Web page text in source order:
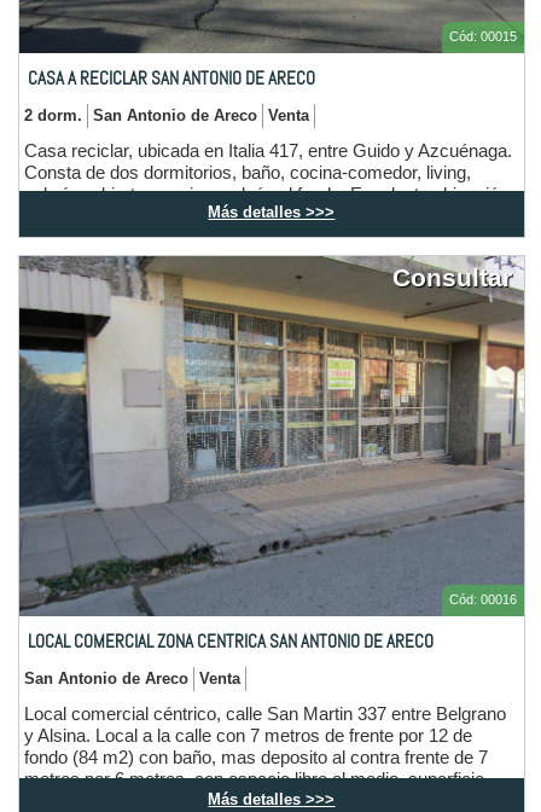
Cód: 00015
CASA A RECICLAR SAN ANTONIO DE ARECO
2 dorm. San Antonio de Areco Venta
Casa reciclar, ubicada en Italia 417, entre Guido y Azcuénaga.
Consta de dos dormitorios, baño, cocina-comedor, living,
galería cubierta, garaje y galpón al fondo. Excelente ubicación.
Más detalles >>>
Consultar
Cód: 00016
LOCAL COMERCIAL ZONA CENTRICA SAN ANTONIO DE ARECO
San Antonio de Areco Venta
Local comercial céntrico, calle San Martin 337 entre Belgrano
y Alsina. Local a la calle con 7 metros de frente por 12 de
fondo (84 m2) con baño, mas deposito al contra frente de 7
metros por 6 metros, con espacio libre al medio, superficie
Más detalles >>>